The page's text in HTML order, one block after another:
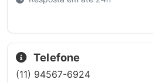
Telefone
(11) 94567-6924